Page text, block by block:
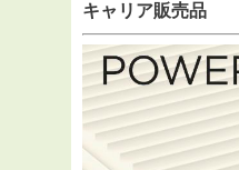
キャリア販売品